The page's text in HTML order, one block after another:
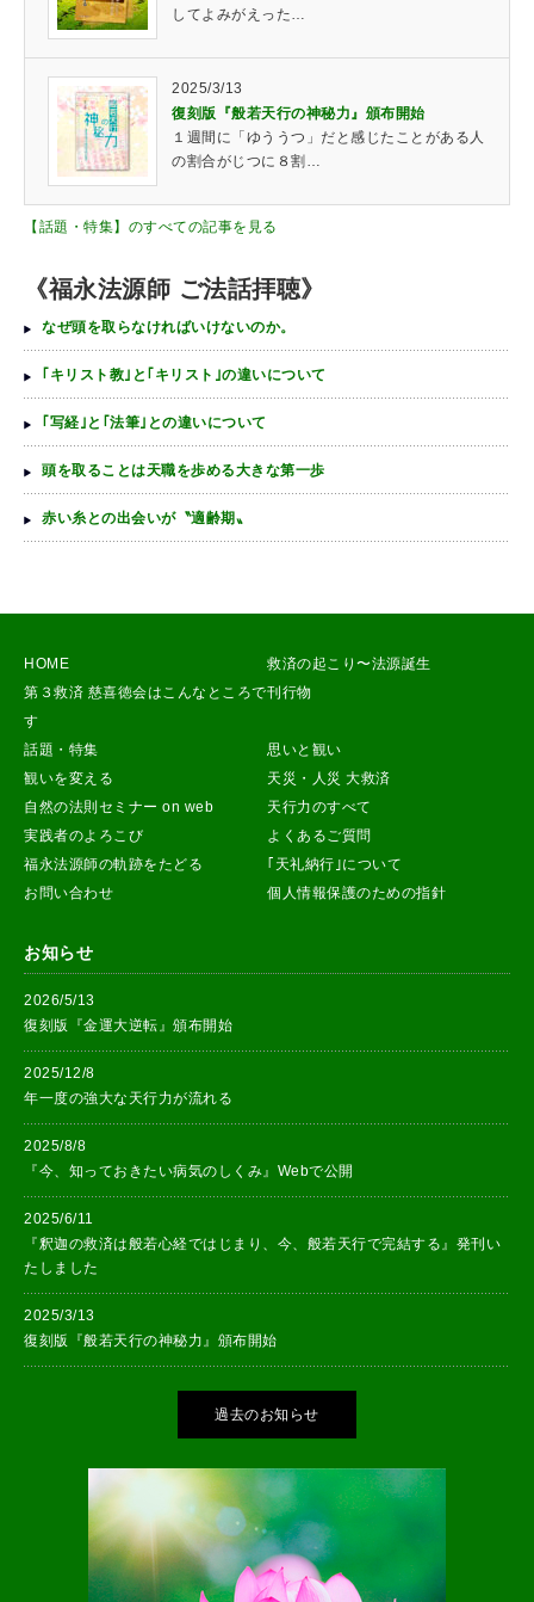
してよみがえった…
2025/3/13
復刻版『般若天行の神秘力』頒布開始
１週間に「ゆううつ」だと感じたことがある人
の割合がじつに８割…
【話題・特集】のすべての記事を見る
《福永法源師 ご法話拝聴》
なぜ頭を取らなければいけないのか。
｢キリスト教｣と｢キリスト｣の違いについて
｢写経｣と｢法筆｣との違いについて
頭を取ることは天職を歩める大きな第一歩
赤い糸との出会いが〝適齢期〟
HOME
救済の起こり〜法源誕生
第３救済 慈喜徳会はこんなところで
す
刊行物
話題・特集
思いと観い
観いを変える
天災・人災 大救済
自然の法則セミナー on web
天行力のすべて
実践者のよろこび
よくあるご質問
福永法源師の軌跡をたどる
｢天礼納行｣について
お問い合わせ
個人情報保護のための指針
お知らせ
2026/5/13
復刻版『金運大逆転』頒布開始
2025/12/8
年一度の強大な天行力が流れる
2025/8/8
『今、知っておきたい病気のしくみ』Webで公開
2025/6/11
『釈迦の救済は般若心経ではじまり、今、般若天行で完結する』発刊い
たしました
2025/3/13
復刻版『般若天行の神秘力』頒布開始
過去のお知らせ